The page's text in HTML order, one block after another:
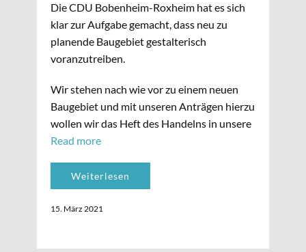
Die CDU Bobenheim-Roxheim hat es sich
klar zur Aufgabe gemacht, dass neu zu
planende Baugebiet gestalterisch
voranzutreiben.
Wir stehen nach wie vor zu einem neuen
Baugebiet und mit unseren Anträgen hierzu
wollen wir das Heft des Handelns in unsere
Read more
Weiterlesen
15. März 2021